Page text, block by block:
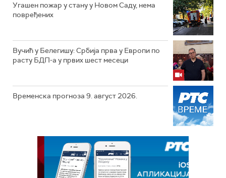
Угашен пожар у стану у Новом Саду, нема
повређених
Вучић у Белегишу: Србија прва у Европи по
расту БДП-а у првих шест месеци
Временска прогноза 9. август 2026.